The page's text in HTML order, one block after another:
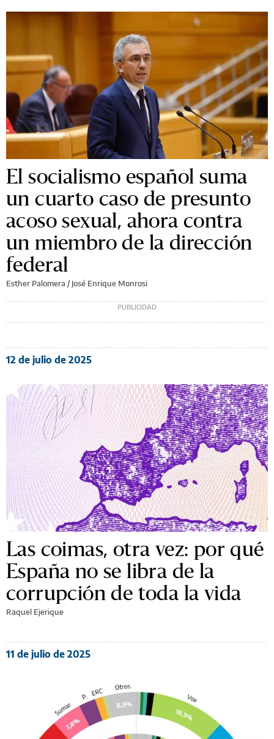
El socialismo español suma
un cuarto caso de presunto
acoso sexual, ahora contra
un miembro de la dirección
federal
Esther Palomera / José Enrique Monrosi
12 de julio de 2025
Las coimas, otra vez: por qué
España no se libra de la
corrupción de toda la vida
Raquel Ejerique
11 de julio de 2025